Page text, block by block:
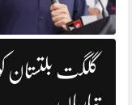
گلگت بلتستان